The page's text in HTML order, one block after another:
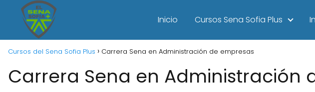
Inicio Cursos Sena Sofia Plus
Cursos del Sena Sofia Plus Carrera Sena en Administración de empresas
Carrera Sena en Administración